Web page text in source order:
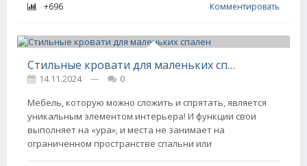
+696 Комментировать
Стильные кровати для маленьких спален
14.11.2024 ---
0
Мебель, которую можно сложить и спрятать, является
уникальным элементом интерьера! И функции свои
выполняет на «ура», и места не занимает на
ограниченном пространстве спальни или